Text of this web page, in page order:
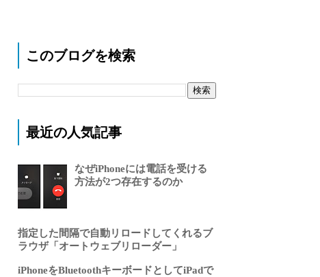
このブログを検索
最近の人気記事
なぜiPhoneには電話を受ける
方法が2つ存在するのか
指定した間隔で自動リロードしてくれるブ
ラウザ「オートウェブリローダー」
iPhoneをBluetoothキーボードとしてiPadで